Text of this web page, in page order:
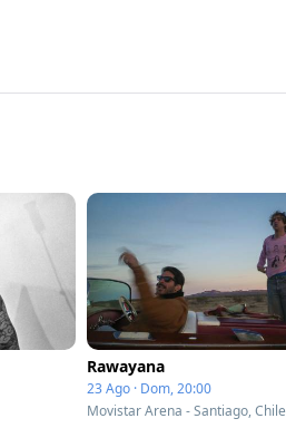
Rawayana
23 Ago · Dom, 20:00
Movistar Arena - Santiago, Chile